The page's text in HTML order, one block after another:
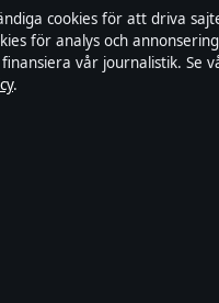
en oberoende svensk
teknik och
granskas av en
cookies för att driva
för analys och
vår journalistik. Se
.